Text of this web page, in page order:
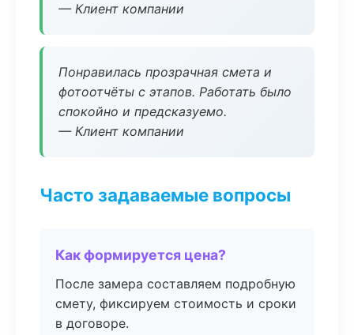
— Клиент компании
Понравилась прозрачная смета и
фотоотчёты с этапов. Работать было
спокойно и предсказуемо.
— Клиент компании
Часто задаваемые вопросы
Как формируется цена?
После замера составляем подробную
смету, фиксируем стоимость и сроки
в договоре.